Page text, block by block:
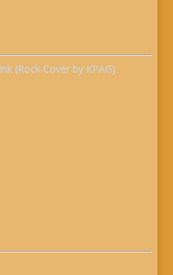
(Rock Cover by KPAG)